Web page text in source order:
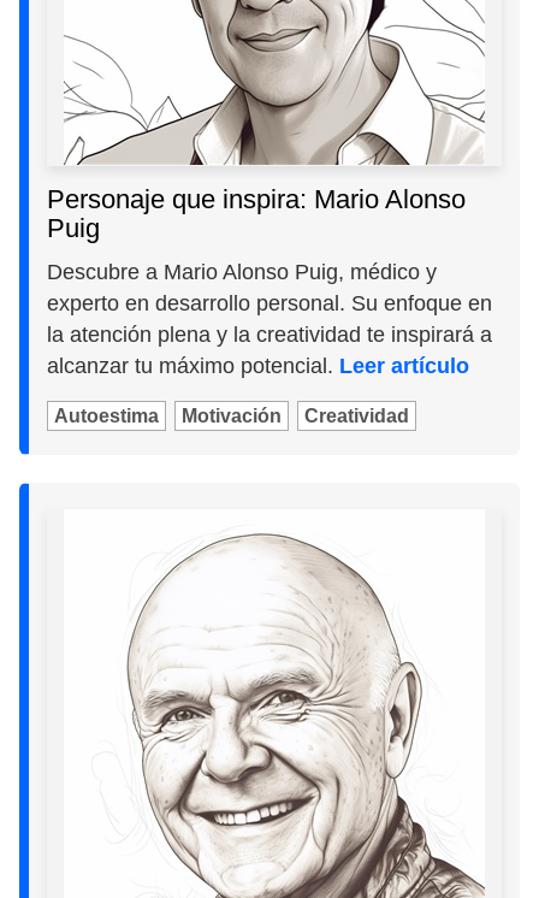
Personaje que inspira: Mario Alonso
Puig
Descubre a Mario Alonso Puig, médico y
experto en desarrollo personal. Su enfoque en
la atención plena y la creatividad te inspirará a
alcanzar tu máximo potencial. Leer artículo
Autoestima Motivación Creatividad